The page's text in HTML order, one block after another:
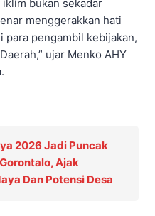
bukan sekadar
menggerakkan hati
para pengambil kebijakan,
ujar Menko AHY
2026 Jadi Puncak
Ajak
Dan Potensi Desa